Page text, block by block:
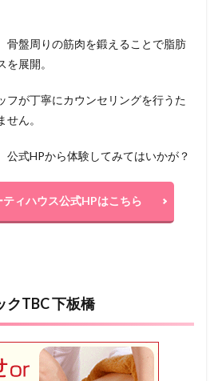
骨盤周りの筋肉を鍛えることで脂肪
展開。
フが丁寧にカウンセリングを行うた
ん。
公式HPから体験してみてはいかが？
ティハウス公式HPはこちら
クTBC 下板橋